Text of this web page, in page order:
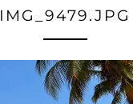
IMG_9479.JPG